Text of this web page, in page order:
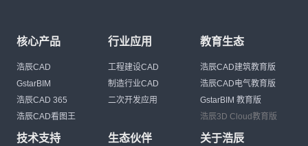
核心产品
浩辰CAD
GstarBIM
浩辰CAD 365
浩辰CAD看图王
行业应用
工程建设CAD
制造行业CAD
二次开发应用
教育生态
浩辰CAD建筑教育版
浩辰CAD电气教育版
GstarBIM 教育版
浩辰3D Cloud教育版
技术支持 生态伙伴 关于浩辰